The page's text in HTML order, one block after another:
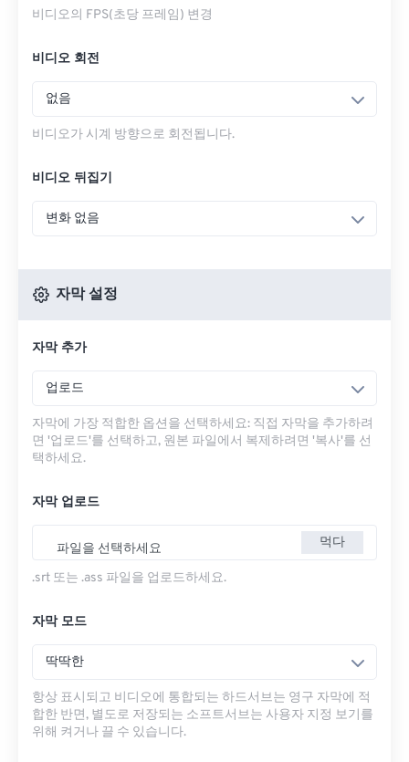
비디오의 FPS(초당 프레임) 변경
비디오 회전
없음
비디오가 시계 방향으로 회전됩니다.
비디오 뒤집기
변화 없음
자막 설정
자막 추가
업로드
자막에 가장 적합한 옵션을 선택하세요: 직접 자막을 추가하려
면 '업로드'를 선택하고, 원본 파일에서 복제하려면 '복사'를 선
택하세요.
자막 업로드
파일을 선택하세요 먹다
.srt 또는 .ass 파일을 업로드하세요.
자막 모드
딱딱한
항상 표시되고 비디오에 통합되는 하드서브는 영구 자막에 적
합한 반면, 별도로 저장되는 소프트서브는 사용자 지정 보기를
위해 켜거나 끌 수 있습니다.